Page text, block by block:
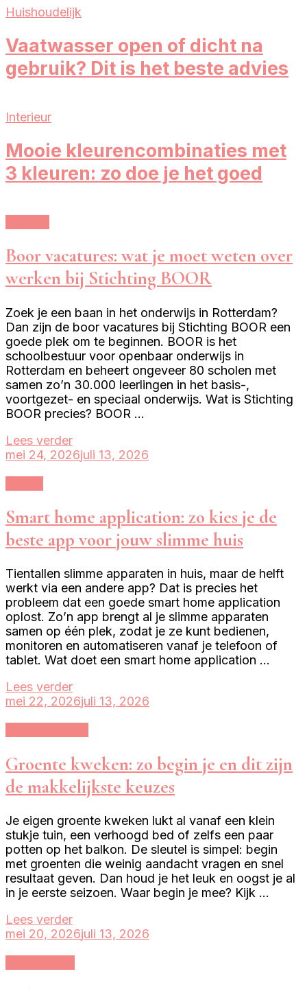
Huishoudelijk
Vaatwasser open of dicht na
gebruik? Dit is het beste advies
Interieur
Mooie kleurencombinaties met
3 kleuren: zo doe je het goed
Boor vacatures: wat je moet weten over
werken bij Stichting BOOR
Zoek je een baan in het onderwijs in Rotterdam?
Dan zijn de boor vacatures bij Stichting BOOR een
goede plek om te beginnen. BOOR is het
schoolbestuur voor openbaar onderwijs in
Rotterdam en beheert ongeveer 80 scholen met
samen zo’n 30.000 leerlingen in het basis-,
voortgezet- en speciaal onderwijs. Wat is Stichting
BOOR precies? BOOR …
Lees verder
mei 24, 2026juli 13, 2026
Smart home application: zo kies je de
beste app voor jouw slimme huis
Tientallen slimme apparaten in huis, maar de helft
werkt via een andere app? Dat is precies het
probleem dat een goede smart home application
oplost. Zo’n app brengt al je slimme apparaten
samen op één plek, zodat je ze kunt bedienen,
monitoren en automatiseren vanaf je telefoon of
tablet. Wat doet een smart home application …
Lees verder
mei 22, 2026juli 13, 2026
Groente kweken: zo begin je en dit zijn
de makkelijkste keuzes
Je eigen groente kweken lukt al vanaf een klein
stukje tuin, een verhoogd bed of zelfs een paar
potten op het balkon. De sleutel is simpel: begin
met groenten die weinig aandacht vragen en snel
resultaat geven. Dan houd je het leuk en oogst je al
in je eerste seizoen. Waar begin je mee? Kijk …
Lees verder
mei 20, 2026juli 13, 2026